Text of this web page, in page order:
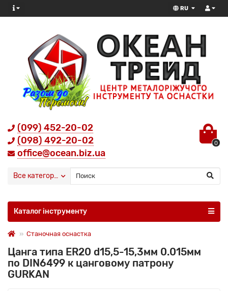
RU
(099) 452-20-02
(098) 492-20-02
office@ocean.biz.ua
0
Все категории
Каталог інструменту
Станочная оснастка
Цанга типа ER20 d15,5-15,3мм 0.015мм
по DIN6499 к цанговому патрону
GURKAN